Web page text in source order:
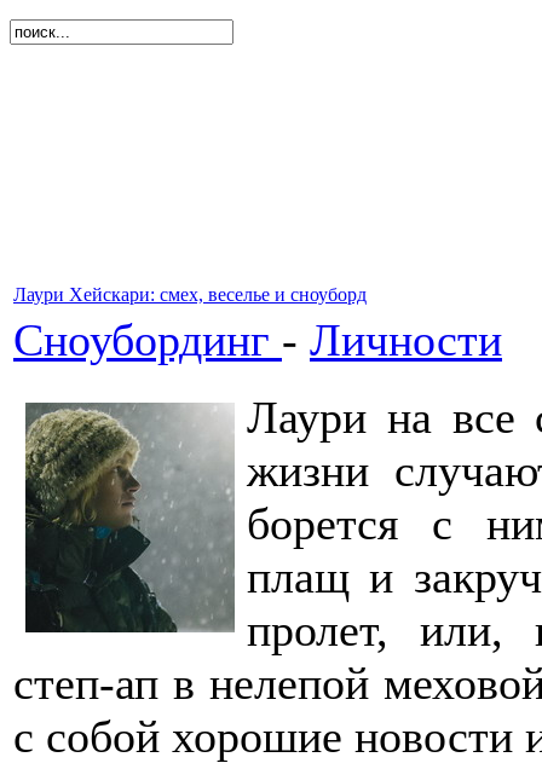
Лаури Хейскари: смех, веселье и сноуборд
Сноубординг - Личности
Лаури на все
жизни
борется с
плащ и
пролет, или,
степ-ап в нелепой
с собой хорошие новости